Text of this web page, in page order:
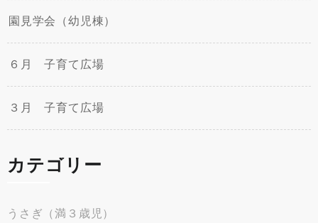
園見学会（幼児棟）
６月 子育て広場
３月 子育て広場
カテゴリー
うさぎ（満３歳児）